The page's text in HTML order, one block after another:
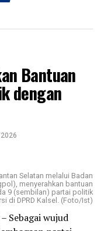
Bantuan
dengan
Selatan melalui Badan
menyerahkan bantuan
9 (sembilan) partai politik
di DPRD Kalsel. (Foto/Ist)
Sebagai wujud